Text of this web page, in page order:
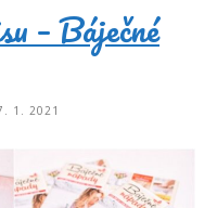
– Báječné
1. 2021